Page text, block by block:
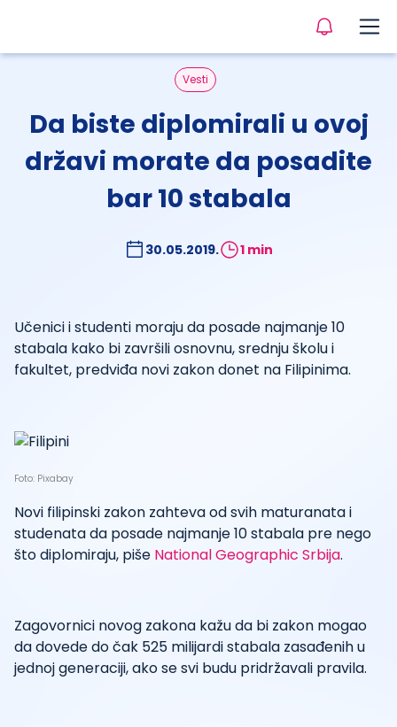
Vesti
Da biste diplomirali u ovoj
državi morate da posadite
bar 10 stabala
30.05.2019. 1 min
Učenici i studenti moraju da posade najmanje 10
stabala kako bi završili osnovnu, srednju školu i
fakultet, predviđa novi zakon donet na Filipinima.
Foto: Pixabay
Novi filipinski zakon zahteva od svih maturanata i
studenata da posade najmanje 10 stabala pre nego
što diplomiraju, piše National Geographic Srbija.
Zagovornici novog zakona kažu da bi zakon mogao
da dovede do čak 525 milijardi stabala zasađenih u
jednoj generaciji, ako se svi budu pridržavali pravila.